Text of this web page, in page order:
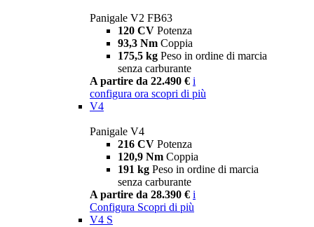
Panigale V2 FB63
120 CV Potenza
93,3 Nm Coppia
175,5 kg Peso in ordine di marcia
senza carburante
A partire da 22.490 € i
configura ora scopri di più
V4
Panigale V4
216 CV Potenza
120,9 Nm Coppia
191 kg Peso in ordine di marcia
senza carburante
A partire da 28.390 € i
Configura Scopri di più
V4 S